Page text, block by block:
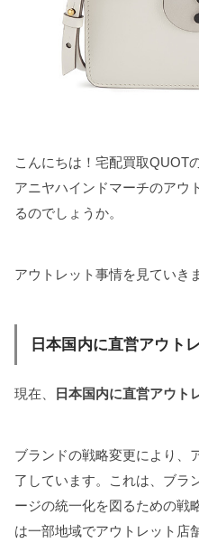
こんにちは！宅配買取QUOT
アニヤハインドマーチのアウ
るのでしょうか。
アウトレット事情を見ていき
日本国内に直営アウト
現在、 日本国内に直営アウト
ブランドの戦略変更により、
了しています。これは、ブラ
ージの統一化を図るための戦
は一部地域でアウトレット店